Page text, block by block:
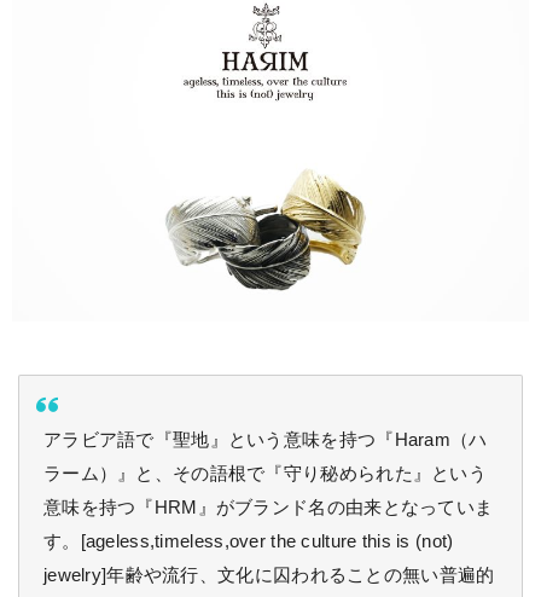
アラビア語で『聖地』という意味を持つ『Haram（ハ
ラーム）』と、その語根で『守り秘められた』という
意味を持つ『HRM』がブランド名の由来となっていま
す。[ageless,timeless,over the culture this is (not)
jewelry]年齢や流行、文化に囚われることの無い普遍的